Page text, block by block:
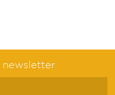
newsletter